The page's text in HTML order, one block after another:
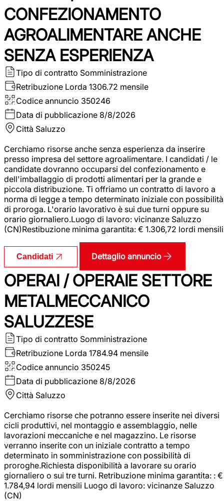
CONFEZIONAMENTO
AGROALIMENTARE ANCHE
SENZA ESPERIENZA
Tipo di contratto Somministrazione
Retribuzione Lorda 1306.72 mensile
Codice annuncio 350246
Data di pubblicazione 8/8/2026
Città Saluzzo
Cerchiamo risorse anche senza esperienza da inserire
presso impresa del settore agroalimentare. I candidati / le
candidate dovranno occuparsi del confezionamento e
dell'imballaggio di prodotti alimentari per la grande e
piccola distribuzione. Ti offriamo un contratto di lavoro a
norma di legge a tempo determinato iniziale con possibilità
di proroga. L'orario lavorativo è sui due turni oppure su
orario giornaliero.Luogo di lavoro: vicinanze Saluzzo
(CN)Restibuzione minima garantita: € 1.306,72 lordi mensili
Candidati Dettaglio annuncio
OPERAI / OPERAIE SETTORE
METALMECCANICO
SALUZZESE
Tipo di contratto Somministrazione
Retribuzione Lorda 1784.94 mensile
Codice annuncio 350245
Data di pubblicazione 8/8/2026
Città Saluzzo
Cerchiamo risorse che potranno essere inserite nei diversi
cicli produttivi, nel montaggio e assemblaggio, nelle
lavorazioni meccaniche e nel magazzino. Le risorse
verranno inserite con un iniziale contratto a tempo
determinato in somministrazione con possibilità di
proroghe.Richiesta disponibilità a lavorare su orario
giornaliero o sui tre turni. Retribuzione minima garantita: : €
1.784,94 lordi mensili Luogo di lavoro: vicinanze Saluzzo
(CN)